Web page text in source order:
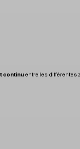
continu entre les différentes